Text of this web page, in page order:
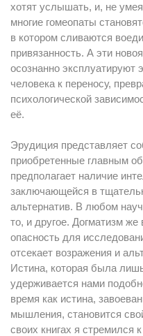
хотят услышать, и, не
многие гомеопаты
в котором сливаются
привязанность. А эти
осознанно эксплуатируют
человека к переносу,
психологической
её.
Эрудиция представляет
приобретенные главным
предполагает наличие
заключающейся в
альтернатив. В любом
то, и другое. Догматизм же
опасность для
отсекает возражения и
Истина, которая была
удерживается нами
время как истина,
мышления, становится
своих книгах я стремился